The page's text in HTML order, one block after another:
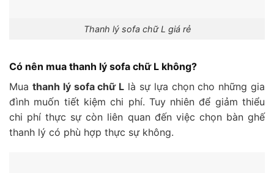
Thanh lý sofa chữ L giá rẻ
Có nên mua thanh lý sofa chữ L không?
Mua thanh lý sofa chữ L là sự lựa chọn cho những gia
đình muốn tiết kiệm chi phí. Tuy nhiên để giảm thiểu
chi phí thực sự còn liên quan đến việc chọn bàn ghế
thanh lý có phù hợp thực sự không.